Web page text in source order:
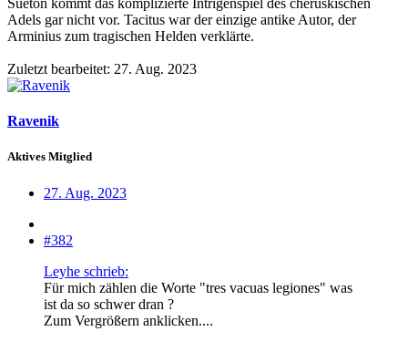
Sueton kommt das komplizierte Intrigenspiel des cheruskischen
Adels gar nicht vor. Tacitus war der einzige antike Autor, der
Arminius zum tragischen Helden verklärte.
Zuletzt bearbeitet: 27. Aug. 2023
Ravenik
Aktives Mitglied
27. Aug. 2023
#382
Leyhe schrieb:
Für mich zählen die Worte "tres vacuas legiones" was
ist da so schwer dran ?
Zum Vergrößern anklicken....